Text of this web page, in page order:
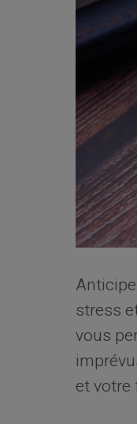
stress
vous
et votre